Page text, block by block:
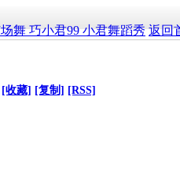
舞 巧小君99 小君舞蹈秀 返回
[收藏] [复制] [RSS]